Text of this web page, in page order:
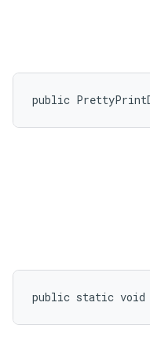
public
public static void